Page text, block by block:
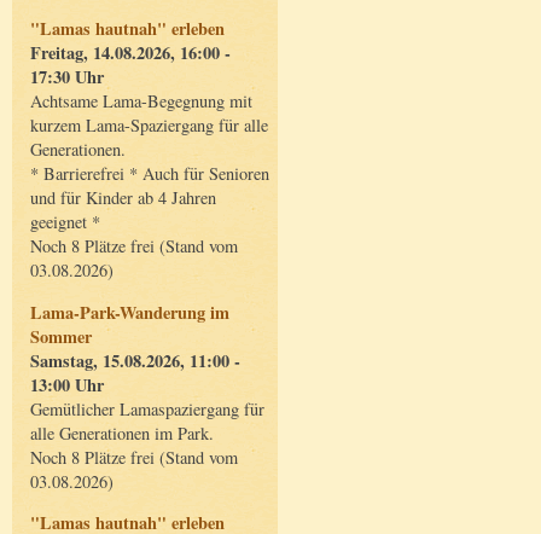
"Lamas hautnah" erleben
Freitag, 14.08.2026, 16:00 -
17:30 Uhr
Achtsame Lama-Begegnung mit
kurzem Lama-Spaziergang für alle
Generationen.
* Barrierefrei * Auch für Senioren
und für Kinder ab 4 Jahren
geeignet *
Noch 8 Plätze frei (Stand vom
03.08.2026)
Lama-Park-Wanderung im
Sommer
Samstag, 15.08.2026, 11:00 -
13:00 Uhr
Gemütlicher Lamaspaziergang für
alle Generationen im Park.
Noch 8 Plätze frei (Stand vom
03.08.2026)
"Lamas hautnah" erleben